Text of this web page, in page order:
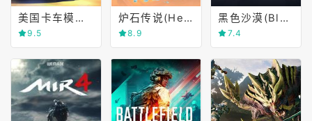
美国卡车模拟(American Truck Simulator)
9.5
炉石传说(Hearthstone)
8.9
黑色沙漠(Black Desert Online)
7.4